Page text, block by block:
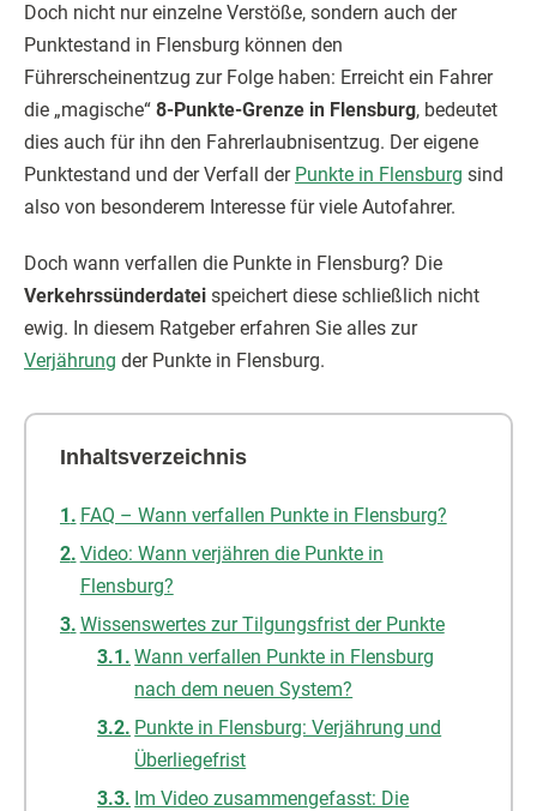
Doch nicht nur einzelne Verstöße, sondern auch der
Punktestand in Flensburg können den
Führerscheinentzug zur Folge haben: Erreicht ein Fahrer
die „magische“ 8-Punkte-Grenze in Flensburg, bedeutet
dies auch für ihn den Fahrerlaubnisentzug. Der eigene
Punktestand und der Verfall der Punkte in Flensburg sind
also von besonderem Interesse für viele Autofahrer.
Doch wann verfallen die Punkte in Flensburg? Die
Verkehrssünderdatei speichert diese schließlich nicht
ewig. In diesem Ratgeber erfahren Sie alles zur
Verjährung der Punkte in Flensburg.
Inhaltsverzeichnis
FAQ – Wann verfallen Punkte in Flensburg?
Video: Wann verjähren die Punkte in
Flensburg?
Wissenswertes zur Tilgungsfrist der Punkte
Wann verfallen Punkte in Flensburg
nach dem neuen System?
Punkte in Flensburg: Verjährung und
Überliegefrist
Im Video zusammengefasst: Die